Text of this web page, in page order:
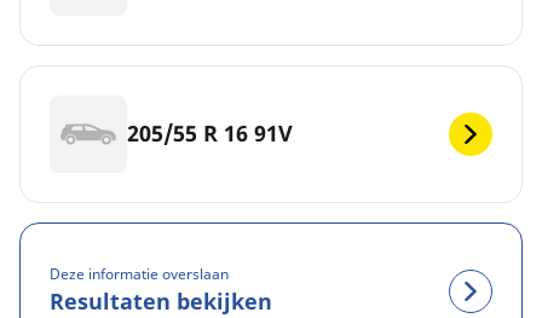
205/55 R 16 91V
Deze informatie overslaan
Resultaten bekijken